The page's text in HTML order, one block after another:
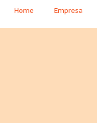
Home Empresa